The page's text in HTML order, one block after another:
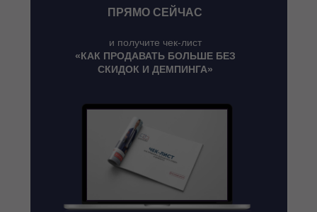
и получите чек-лист
«КАК ПРОДАВАТЬ БОЛЬШЕ БЕЗ
СКИДОК И ДЕМПИНГА»
ПРЯМО СЕЙЧАС